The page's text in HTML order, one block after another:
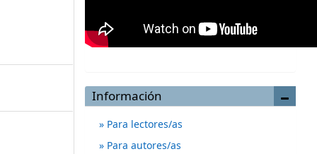
Información
Para lectores/as
Para autores/as